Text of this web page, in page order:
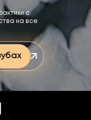
с
на все